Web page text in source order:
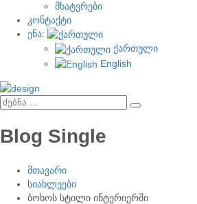
მხატვრები
კონტაქტი
ენა:
ქართული
English
Blog Single
მთავარი
სიახლეები
ბოხოს სტილი ინტერიერში